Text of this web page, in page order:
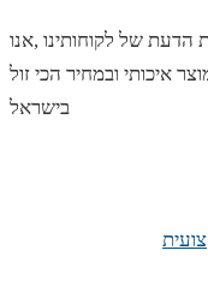
הדעת של לקוחותינו ,אנו
איכותי ובמחיר הכי זול
בישראל